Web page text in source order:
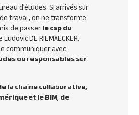
d’études. Si arrivés sur
travail, on ne transforme
de passerle cap du
DE RIEMAECKER.
communiquer avec
ou responsables sur
la chaîne collaborative,
et le BIM,de